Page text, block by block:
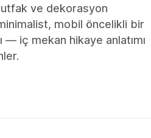
ve dekorasyon
mobil öncelikli bir
— iç mekan hikaye anlatımı